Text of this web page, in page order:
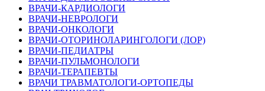
ВРАЧИ-КАРДИОЛОГИ
ВРАЧИ-НЕВРОЛОГИ
ВРАЧИ-ОНКОЛОГИ
ВРАЧИ-ОТОРИНОЛАРИНГОЛОГИ (ЛОР)
ВРАЧИ-ПЕДИАТРЫ
ВРАЧИ-ПУЛЬМОНОЛОГИ
ВРАЧИ-ТЕРАПЕВТЫ
ВРАЧИ ТРАВМАТОЛОГИ-ОРТОПЕДЫ